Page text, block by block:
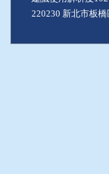
220230 新北市板